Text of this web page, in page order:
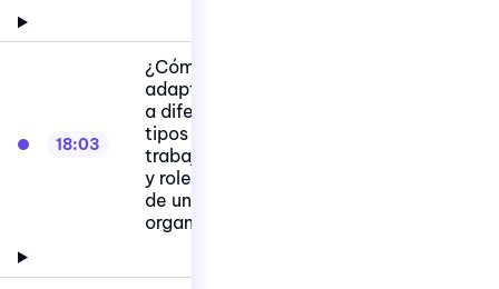
18:03
¿Cómo se
adapta la IA
a diferentes
tipos de
trabajadores
y roles dentro
de una
organización?